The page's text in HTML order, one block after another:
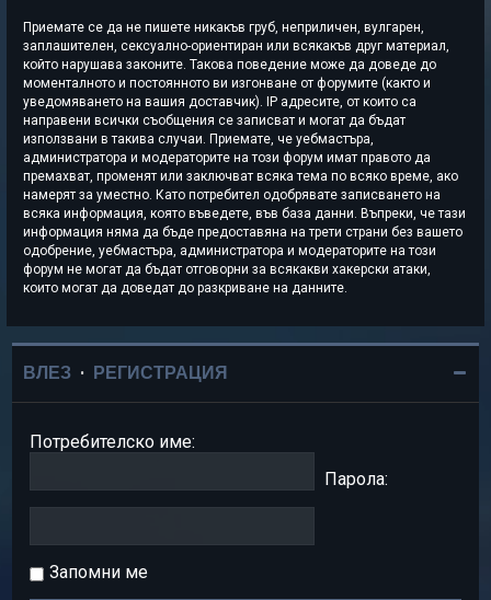
Приемате се да не пишете никакъв груб, неприличен, вулгарен,
заплашителен, сексуално-ориентиран или всякакъв друг материал,
който нарушава законите. Такова поведение може да доведе до
моменталното и постоянното ви изгонване от форумите (както и
уведомяването на вашия доставчик). IP адресите, от които са
направени всички съобщения се записват и могат да бъдат
използвани в такива случаи. Приемате, че уебмастъра,
администратора и модераторите на този форум имат правото да
премахват, променят или заключват всяка тема по всяко време, ако
намерят за уместно. Като потребител одобрявате записването на
всяка информация, която въведете, във база данни. Въпреки, че тази
информация няма да бъде предоставяна на трети страни без вашето
одобрение, уебмастъра, администратора и модераторите на този
форум не могат да бъдат отговорни за всякакви хакерски атаки,
които могат да доведат до разкриване на данните.
ВЛЕЗ • РЕГИСТРАЦИЯ
Потребителско име:
Парола:
Запомни ме